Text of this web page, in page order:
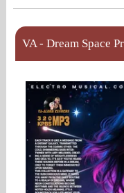
VA - Dream Space